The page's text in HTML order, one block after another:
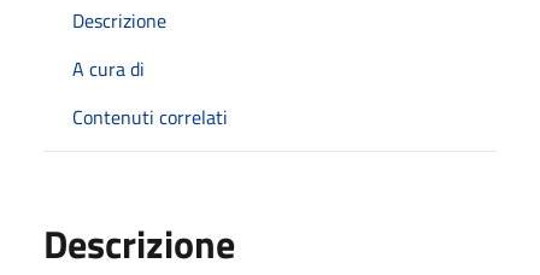
Descrizione
A cura di
Contenuti correlati
Descrizione